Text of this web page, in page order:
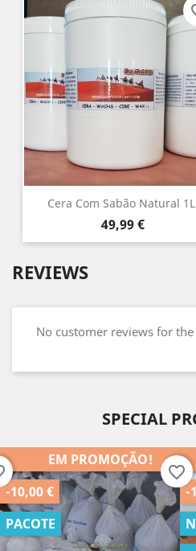
Cera Com Sabão Natural
Preço
49,99 €
REVIEWS
No customer reviews for
SPECIAL
EM PROMOÇÃO!
-10,00 €
PACOTE
favorite_border
-